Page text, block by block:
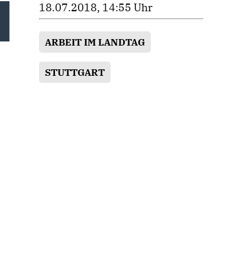
18.07.2018, 14:55 Uhr
ARBEIT IM LANDTAG
STUTTGART